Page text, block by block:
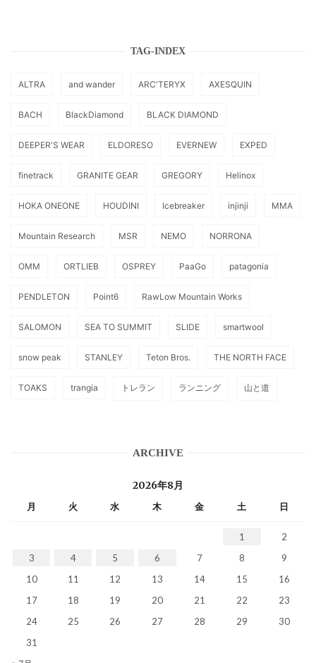
TAG-INDEX
ALTRA and wander ARC'TERYX AXESQUIN
BACH BlackDiamond BLACK DIAMOND
DEEPER'S WEAR ELDORESO EVERNEW EXPED
finetrack GRANITE GEAR GREGORY Helinox
HOKA ONEONE HOUDINI Icebreaker injinji MMA
Mountain Research MSR NEMO NORRONA
OMM ORTLIEB OSPREY PaaGo patagonia
PENDLETON Point6 RawLow Mountain Works
SALOMON SEA TO SUMMIT SLIDE smartwool
snow peak STANLEY Teton Bros. THE NORTH FACE
TOAKS trangia トレラン ランニング 山と道
ARCHIVE
2026年8月
月 火 水 木 金 土 日
1
2
3
4 5 6 7 8
9
10
11 12 13 14 15
16
17
18 19 20 21 22
23
24
25 26 27 28 29
30
31